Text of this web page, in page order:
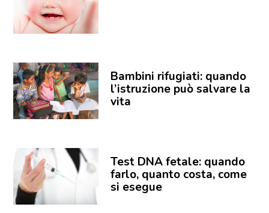
Bambini rifugiati: quando
l’istruzione può salvare la
vita
Test DNA fetale: quando
farlo, quanto costa, come
si esegue